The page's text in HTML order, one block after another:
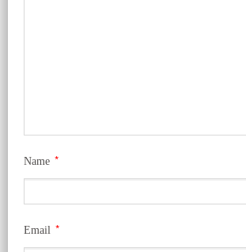
Name *
Email *